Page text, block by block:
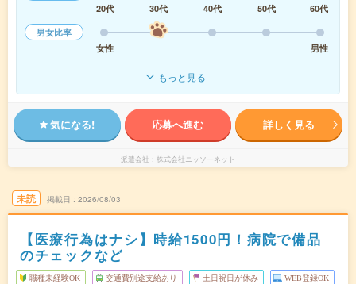
20代
30代 40代 50代
60代
男女比率
女性
男性
もっと見る
気になる! 応募へ進む 詳しく見る
派遣会社 株式会社ニッソーネット
未読 掲載日 2026/08/03
【医療行為はナシ】時給1500円！病院で備品
のチェックなど
職種未経験OK 交通費別途支給あり 土日祝日が休み WEB登録OK